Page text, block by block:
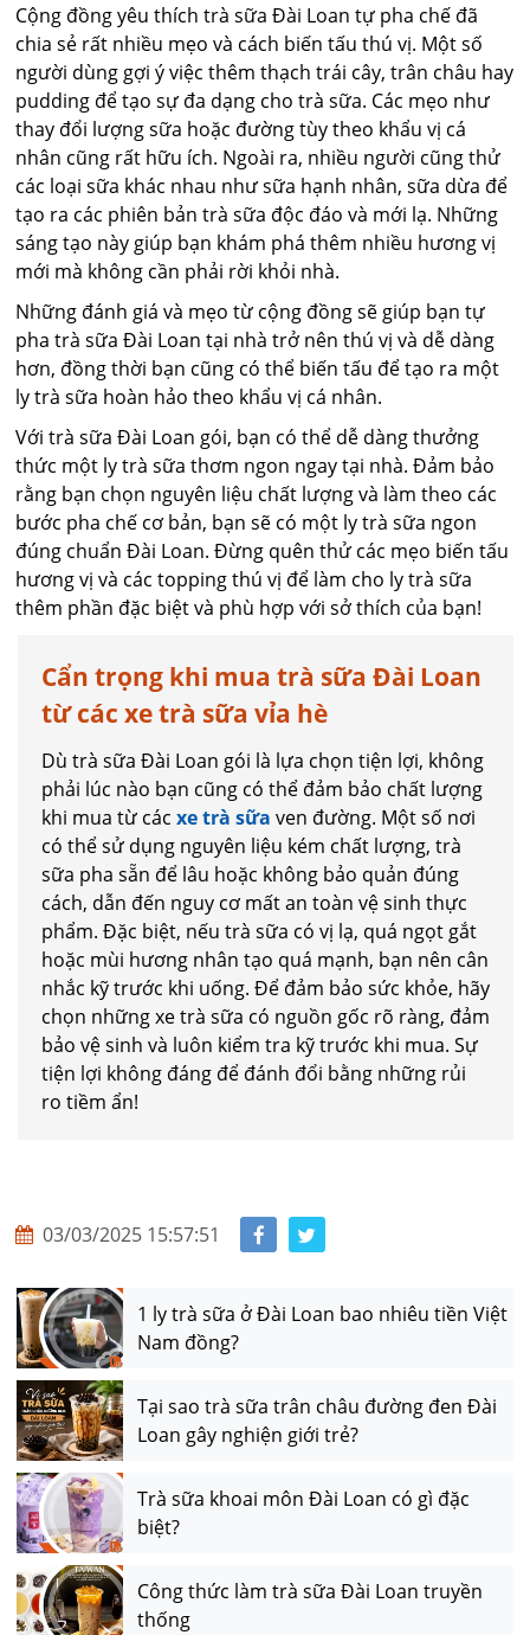
Cộng đồng yêu thích trà sữa Đài Loan tự pha chế đã
chia sẻ rất nhiều mẹo và cách biến tấu thú vị. Một số
người dùng gợi ý việc thêm thạch trái cây, trân châu hay
pudding để tạo sự đa dạng cho trà sữa. Các mẹo như
thay đổi lượng sữa hoặc đường tùy theo khẩu vị cá
nhân cũng rất hữu ích. Ngoài ra, nhiều người cũng thử
các loại sữa khác nhau như sữa hạnh nhân, sữa dừa để
tạo ra các phiên bản trà sữa độc đáo và mới lạ. Những
sáng tạo này giúp bạn khám phá thêm nhiều hương vị
mới mà không cần phải rời khỏi nhà.
Những đánh giá và mẹo từ cộng đồng sẽ giúp bạn tự
pha trà sữa Đài Loan tại nhà trở nên thú vị và dễ dàng
hơn, đồng thời bạn cũng có thể biến tấu để tạo ra một
ly trà sữa hoàn hảo theo khẩu vị cá nhân.
Với trà sữa Đài Loan gói, bạn có thể dễ dàng thưởng
thức một ly trà sữa thơm ngon ngay tại nhà. Đảm bảo
rằng bạn chọn nguyên liệu chất lượng và làm theo các
bước pha chế cơ bản, bạn sẽ có một ly trà sữa ngon
đúng chuẩn Đài Loan. Đừng quên thử các mẹo biến tấu
hương vị và các topping thú vị để làm cho ly trà sữa
thêm phần đặc biệt và phù hợp với sở thích của bạn!
Cẩn trọng khi mua trà sữa Đài Loan
từ các xe trà sữa vỉa hè
Dù trà sữa Đài Loan gói là lựa chọn tiện lợi, không
phải lúc nào bạn cũng có thể đảm bảo chất lượng
khi mua từ các xe trà sữa ven đường. Một số nơi
có thể sử dụng nguyên liệu kém chất lượng, trà
sữa pha sẵn để lâu hoặc không bảo quản đúng
cách, dẫn đến nguy cơ mất an toàn vệ sinh thực
phẩm. Đặc biệt, nếu trà sữa có vị lạ, quá ngọt gắt
hoặc mùi hương nhân tạo quá mạnh, bạn nên cân
nhắc kỹ trước khi uống. Để đảm bảo sức khỏe, hãy
chọn những xe trà sữa có nguồn gốc rõ ràng, đảm
bảo vệ sinh và luôn kiểm tra kỹ trước khi mua. Sự
tiện lợi không đáng để đánh đổi bằng những rủi
ro tiềm ẩn!
03/03/2025 15:57:51
1 ly trà sữa ở Đài Loan bao nhiêu tiền Việt
Nam đồng?
Tại sao trà sữa trân châu đường đen Đài
Loan gây nghiện giới trẻ?
Trà sữa khoai môn Đài Loan có gì đặc
biệt?
Công thức làm trà sữa Đài Loan truyền
thống